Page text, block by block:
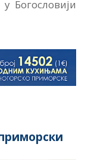
Богословији